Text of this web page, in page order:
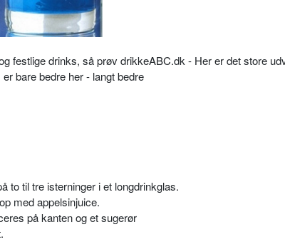
festlige drinks, så prøv drikkeABC.dk - Her er det store
bare bedre her - langt bedre
to til tre isterninger i et longdrinkglas.
med appelsinjuice.
på kanten og et sugerør